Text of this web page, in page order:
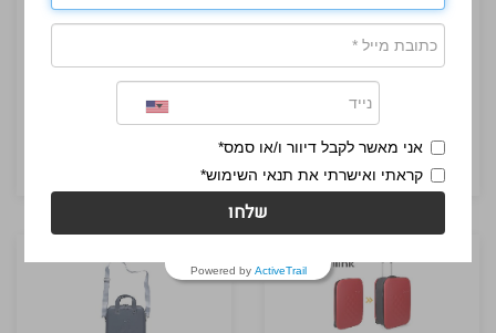
Rollink
תיק כלי רחצה
קומפקטי לנסיעות
₪69.80
ארגונית
וחולצות Rollink
לחליפות וחולצות
אני מאשר לקבל דיוור ו/או סמס*
קראתי ואישרתי את תנאי השימוש*
שלחו
Powered by ActiveTrail